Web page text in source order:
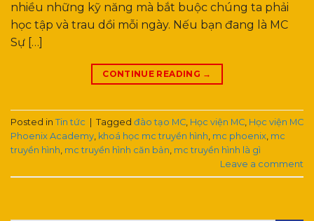
nhiều những kỹ năng mà bắt buộc chúng ta phải
học tập và trau dồi mỗi ngày. Nếu bạn đang là MC
Sự […]
CONTINUE READING →
Posted in Tin tức | Tagged đào tạo MC Học viện MC Học viện MC
Phoenix Academy khoá học mc truyền hình mc phoenix mc
truyền hình mc truyền hình căn bản mc truyền hình là gì
Leave a comment